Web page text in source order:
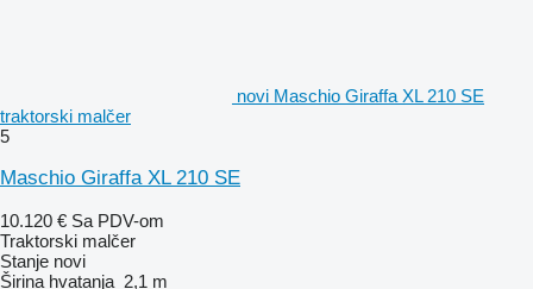
novi Maschio Giraffa XL 210 SE
traktorski malčer
5
Maschio Giraffa XL 210 SE
10.120 € Sa PDV-om
Traktorski malčer
Stanje novi
Širina hvatanja 2,1 m